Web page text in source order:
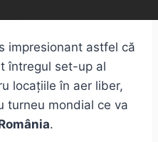
impresionant astfel că
întregul set-up al
locațiile în aer liber,
turneu mondial ce va
.